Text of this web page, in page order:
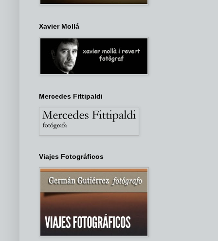
Xavier Mollá
Mercedes Fittipaldi
Viajes Fotográficos